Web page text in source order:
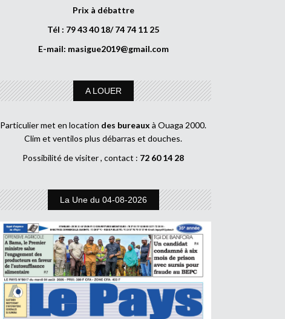
Prix à débattre
Tél : 79 43 40 18/ 74 74 11 25
E-mail: masigue2019@gmail.com
A LOUER
Particulier met en location des bureaux à Ouaga 2000.
Clim et ventilos plus débarras et douches.
Possibilité de visiter , contact : 72 60 14 28
La Une du 04-08-2026